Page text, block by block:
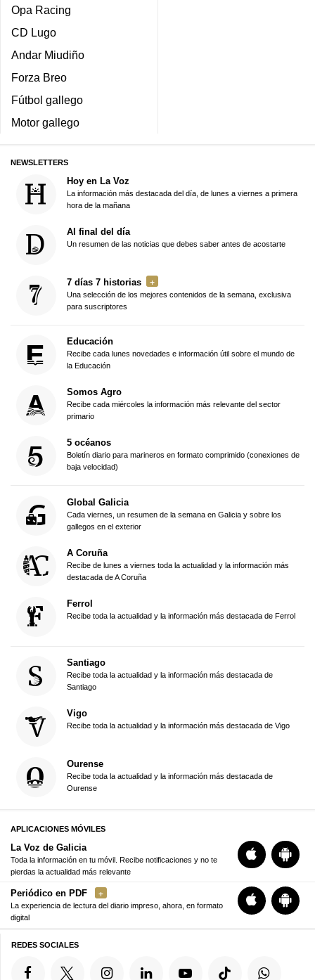
Opa Racing
CD Lugo
Andar Miudiño
Forza Breo
Fútbol gallego
Motor gallego
NEWSLETTERS
Hoy en La Voz
La información más destacada del día, de lunes a viernes a primera
hora de la mañana
Al final del día
Un resumen de las noticias que debes saber antes de acostarte
7 días 7 historias
Una selección de los mejores contenidos de la semana, exclusiva
para suscriptores
Educación
Recibe cada lunes novedades e información útil sobre el mundo de
la Educación
Somos Agro
Recibe cada miércoles la información más relevante del sector
primario
5 océanos
Boletín diario para marineros en formato comprimido (conexiones de
baja velocidad)
Global Galicia
Cada viernes, un resumen de la semana en Galicia y sobre los
gallegos en el exterior
A Coruña
Recibe de lunes a viernes toda la actualidad y la información más
destacada de A Coruña
Ferrol
Recibe toda la actualidad y la información más destacada de Ferrol
Santiago
Recibe toda la actualidad y la información más destacada de
Santiago
Vigo
Recibe toda la actualidad y la información más destacada de Vigo
Ourense
Recibe toda la actualidad y la información más destacada de
Ourense
APLICACIONES MÓVILES
La Voz de Galicia
Toda la información en tu móvil. Recibe notificaciones y no te
pierdas la actualidad más relevante
Periódico en PDF
La experiencia de lectura del diario impreso, ahora, en formato
digital
REDES SOCIALES